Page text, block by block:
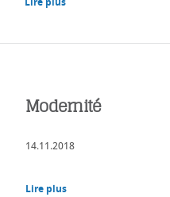
Modernité
14.11.2018
Lire plus